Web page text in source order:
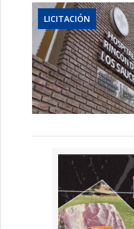
LICITACIÓN